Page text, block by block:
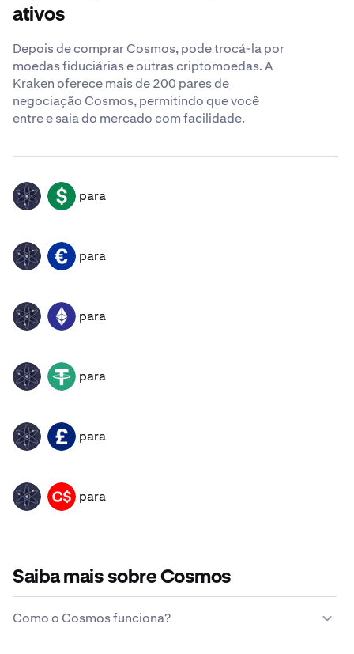
ativos
Depois de comprar Cosmos, pode trocá-la por
moedas fiduciárias e outras criptomoedas. A
Kraken oferece mais de 200 pares de
negociação Cosmos, permitindo que você
entre e saia do mercado com facilidade.
ATOM USD para
ATOM EUR para
ATOM ETH para
ATOM USDT para
ATOM GBP para
ATOM CAD para
Saiba mais sobre Cosmos
Como o Cosmos funciona?